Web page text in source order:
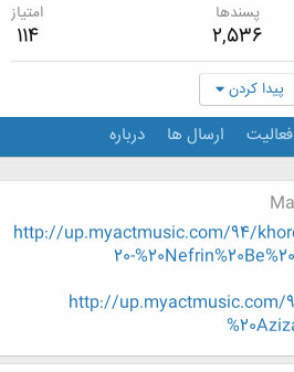
پسندها
2,536
امتیاز
114
پیدا کردن
ارسال ها درباره
http://up.myactmusic.com/94/
20-
http://up.myactmusic.com/